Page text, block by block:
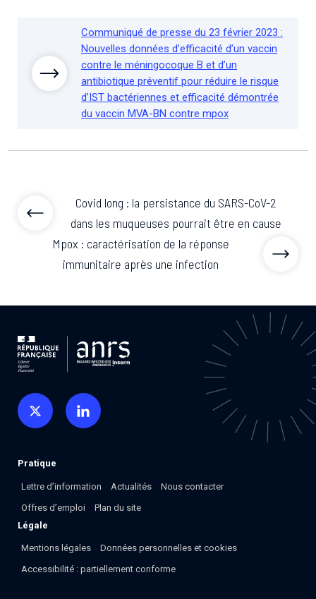
Communiqué de presse du 23 février 2023 :
Nouvelles données d’efficacité d’un vaccin
contre le méningocoque B et d’un
antibiotique préventif pour réduire le risque
d’IST bactériennes et efficacité démontrée
du vaccin MVA-BN contre mpox
Covid long : la persistance du SARS-CoV-2
dans les muqueuses pourrait être en cause
Mpox : caractérisation de la réponse
immunitaire après une infection
Pratique
Lettre d’information Actualités
Nous contacter
Offres d’emploi
Plan du site
Légale
Mentions légales
Données personnelles et cookies
Accessibilité : partiellement conforme